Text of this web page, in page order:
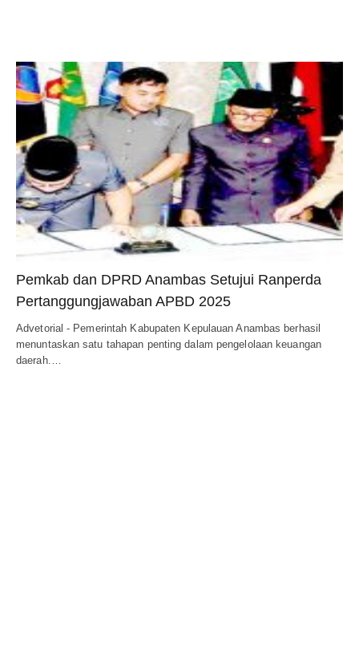
Pemkab dan DPRD Anambas Setujui Ranperda
Pertanggungjawaban APBD 2025
Advetorial - Pemerintah Kabupaten Kepulauan Anambas berhasil
menuntaskan satu tahapan penting dalam pengelolaan keuangan
daerah.…